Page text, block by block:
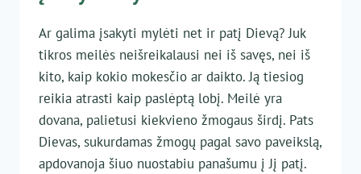
Ar galima įsakyti mylėti net ir patį Dievą? Juk
tikros meilės neišreikalausi nei iš savęs, nei iš
kito, kaip kokio mokesčio ar daikto. Ją tiesiog
reikia atrasti kaip paslėptą lobį. Meilė yra
dovana, palietusi kiekvieno žmogaus širdį. Pats
Dievas, sukurdamas žmogų pagal savo paveikslą,
apdovanoja šiuo nuostabiu panašumu į Jį patį.